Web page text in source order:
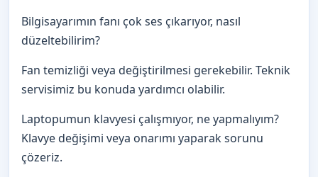
Bilgisayarımın fanı çok ses çıkarıyor, nasıl
düzeltebilirim?
Fan temizliği veya değiştirilmesi gerekebilir. Teknik
servisimiz bu konuda yardımcı olabilir.
Laptopumun klavyesi çalışmıyor, ne yapmalıyım?
Klavye değişimi veya onarımı yaparak sorunu
çözeriz.